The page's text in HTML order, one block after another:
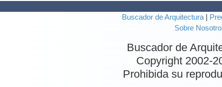
Buscador de Arquitectura
Sobre
Buscador de
Copyright 2002-
Prohibida su